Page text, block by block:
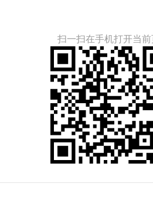
扫一扫在手机打开当前